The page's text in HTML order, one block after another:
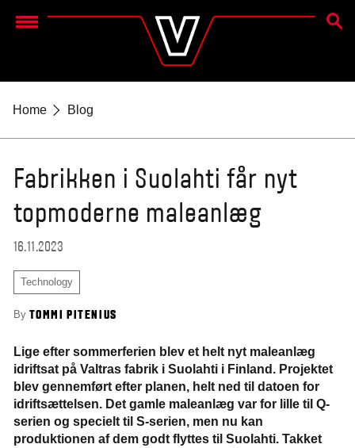
Menu
SØG
Home Blog
Fabrikken i Suolahti får nyt
topmoderne maleanlæg
16.11.2023
Technology
By TOMMI PITENIUS
Lige efter sommerferien blev et helt nyt maleanlæg
idriftsat på Valtras fabrik i Suolahti i Finland. Projektet
blev gennemført efter planen, helt ned til datoen for
idriftsættelsen. Det gamle maleanlæg var for lille til Q-
serien og specielt til S-serien, men nu kan
produktionen af dem godt flyttes til Suolahti. Takket